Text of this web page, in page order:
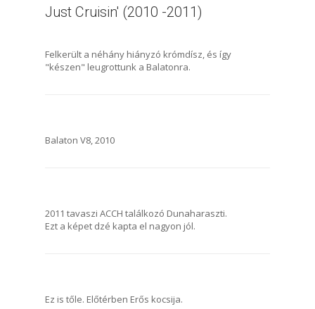
Just Cruisin' (2010 -2011)
Felkerült a néhány hiányzó krómdísz, és így
"készen" leugrottunk a Balatonra.
Balaton V8, 2010
2011 tavaszi ACCH találkozó Dunaharaszti.
Ezt a képet dzé kapta el nagyon jól.
Ez is tőle. Előtérben Erős kocsija.